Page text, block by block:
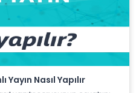
Nasıl Yapılır